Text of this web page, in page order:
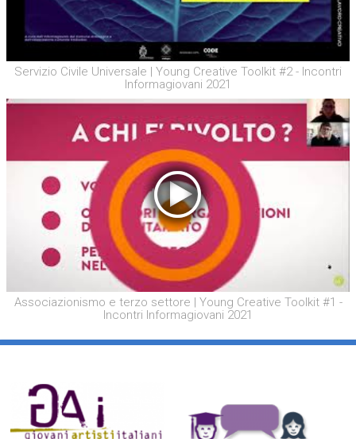
Servizio Civile Universale | Young Creative Toolkit #2 - Incontri
Informagiovani 2021
Associazionismo e terzo settore | Young Creative Toolkit #1 -
Incontri Informagiovani 2021